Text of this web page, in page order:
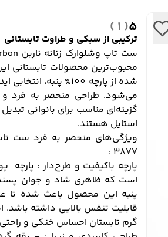
5
( 1 )
ترکیبی از سبکی و طراوت تابستانی
محبوب‌ترین محصولات تابستانی
شده از پارچه 100%
می‌شود. طراحی منحصر به فرد و
گزینه‌ای مناسب برای بانوانی
استایل هستند.
ویژگی‌های منحصر به فرد ست
3877 :
پارچه باکیفیت و طرح‌دار :
پنبه این محصول باعث شده تا
قابلیت تنفس بالایی داشته
گرم تابستان احساس خنکی و